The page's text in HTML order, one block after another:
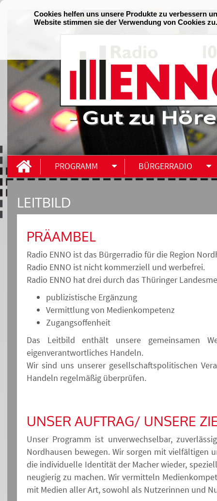
- Gut zu
PROGRAMM BÜRGERRADIO
LEITBILD
PRÄAMBEL
Radio ENNO ist das Bürgerradio für die Region
Radio ENNO ist nicht kommerziell und werbefrei.
Radio ENNO hat drei durch das Thüringer
publizistische Ergänzung
Vermittlung von Medienkompetenz
Zugangsoffenheit
Das Leitbild enthält unsere gemeinsamen
eigenverantwortliches Handeln.
Wir sind uns unserer gesellschaftspolitischen
Handeln regelmäßig überprüfen.
UNSER AUFTRAG/ UNSERE
Unser Programm ist unverwechselbar,
Nordhausen bewegen. Wir sorgen mit vielfältigen
die individuelle Identität der Macher wieder,
neugierig zu machen. Wir vermitteln
mit Medien aller Art, sowohl als Nutzerinnen und